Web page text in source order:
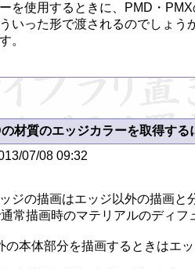
を使用するときに、PMD・
いった形で渡されるのでしょう
。
材質のエッジカラーを取得する
07/08 09:32
ジの描画はエッジ以外の描画と
常描画時のマテリアルのディ
の本体部分を描画するときはエ